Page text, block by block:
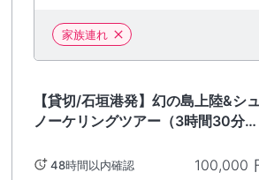
家族連れ
【貸切/石垣港発】幻の島上陸&シュ
ノーケリングツアー（3時間30分）‐
48時間以内確認 100,000